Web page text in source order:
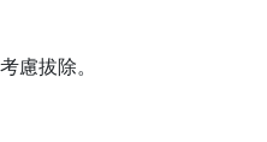
慮拔除。